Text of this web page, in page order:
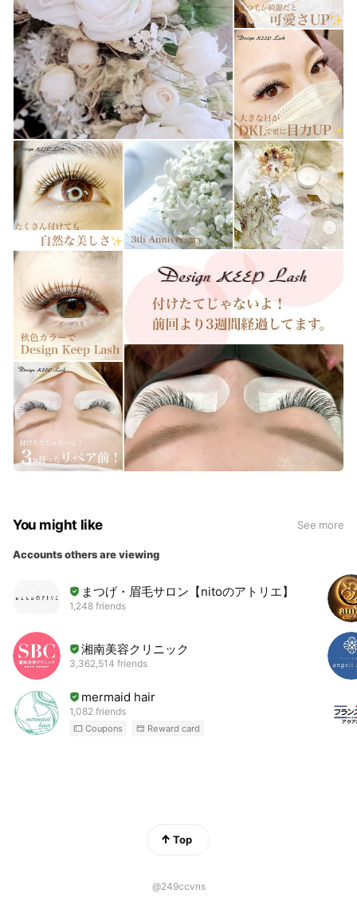
You might like See more
Accounts others are viewing
まつげ・眉毛サロン【nitoのアトリエ】
1,248 friends
湘南美容クリニック
3,362,514 friends
mermaid hair
1,082 friends
Coupons Reward card
Top
@249ccvns